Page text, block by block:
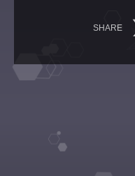
SHARE